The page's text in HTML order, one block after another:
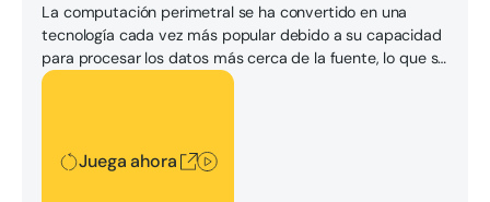
perimetral‎Platforms
La computación perimetral se ha convertido en una
tecnología cada vez más popular debido a su capacidad
para procesar los datos más cerca de la fuente, lo que se
traduce en tiempos de respuesta más rápidos y una
Juega ahora
Juega ahora